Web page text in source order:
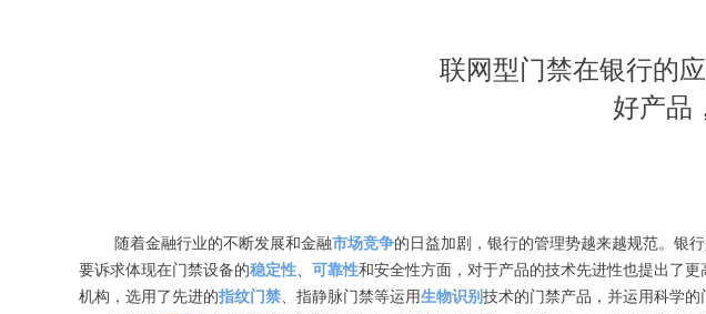
联网型门禁在银行的
好产品
随着金融行业的不断发展和金融市场竞争的日益加剧，银行的管理势越来越规范。银
要诉求体现在门禁设备的稳定性、 可靠性和安全性方面，对于产品的技术先进性也提出了
机构，选用了先进的指纹门禁、指静脉门禁等运用生物识别 技术的门禁产品，并运用科学的